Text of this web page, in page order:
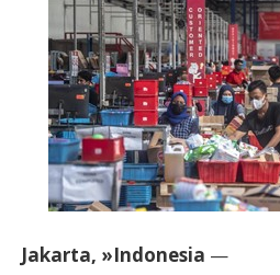
Jakarta, »Indonesia —